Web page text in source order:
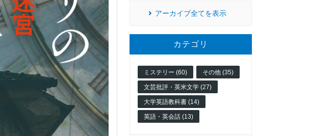
アーカイブ全てを表示
カテゴリ
ミステリー (60) その他 (35)
文芸批評・英米文学 (27)
大学英語教科書 (14)
英語・英会話 (13)